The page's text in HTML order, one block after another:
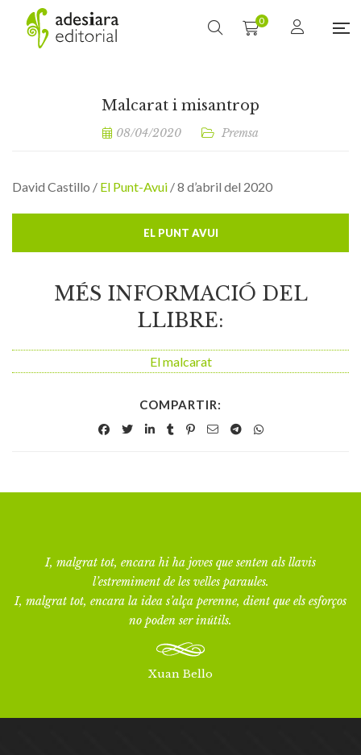
0
Malcarat i misantrop
08/04/2020 Premsa
David Castillo / El Punt-Avui / 8 d’abril del 2020
EL PUNT AVUI
MÉS INFORMACIÓ DEL
LLIBRE:
El malcarat
COMPARTIR:
I, malgrat tot, encara hi ha joves que senten als llavis
l’estremiment de les velles paraules.
I, malgrat tot, encara la idea s’alça perenne, dient que els esforços
no poden ser inútils.
Xuan Bello